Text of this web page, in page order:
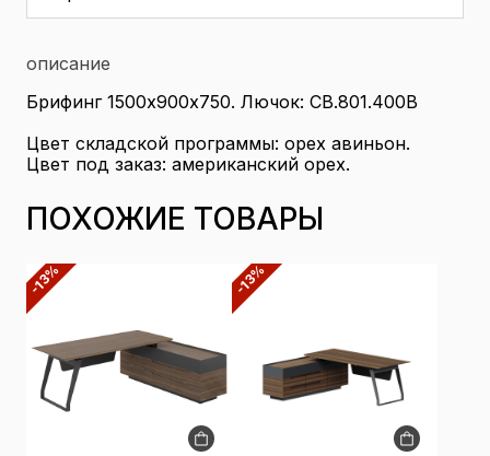
описание
Брифинг 1500х900х750. Лючок: СВ.801.400В
Цвет складской программы: орех авиньон.
Цвет под заказ: американский орех.
ПОХОЖИЕ ТОВАРЫ
-13% -13%